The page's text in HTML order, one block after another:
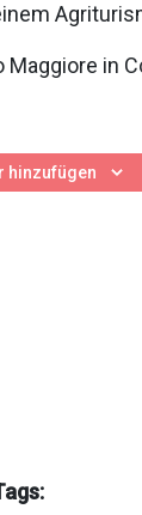
Maggiore in
hinzufügen